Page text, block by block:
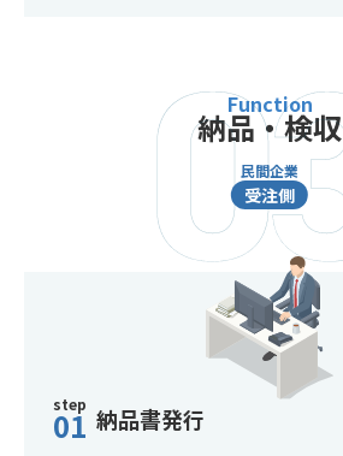
納品・検収
民間企業
受注側
step
01 納品書発行